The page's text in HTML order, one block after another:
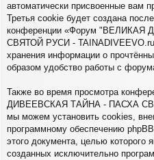
автоматически присвоенные вам
Третья cookie будет создана
конференции «Форум
СВЯТОЙ РУСИ -
хранения информации о
образом удобство работы с
Также во время просмотра
ДИВЕЕВСКАЯ ТАЙНА - ПАСХА
мы можем установить cookies,
программному обеспечению
этого документа, целью которого
созданных исключительно